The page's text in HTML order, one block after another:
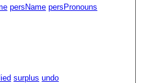
persName persPronouns
surplus undo